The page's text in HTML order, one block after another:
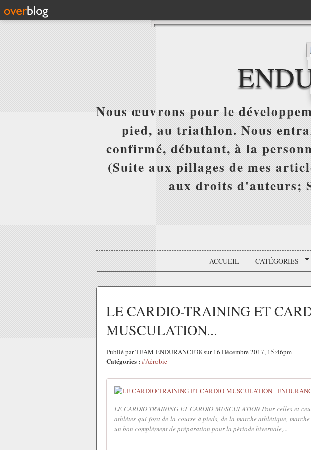
Nous œuvrons pour le
pied, au triathlon. Nous
confirmé, débutant, à la
(Suite aux pillages de mes
aux droits d'auteurs;
ACCUEIL CATÉGORIES
LE CARDIO-TRAINING ET
MUSCULATION...
Publié par TEAM ENDURANCE38 sur 16 Décembre 2017, 15:46pm
Catégories : #Aérobie
LE CARDIO-TRAINING ET CARDIO-MUSCULATION Pour celles et
athlètes qui font de la course à pieds, de la marche athlétique,
un bon complément de préparation pour la période hivernale,...